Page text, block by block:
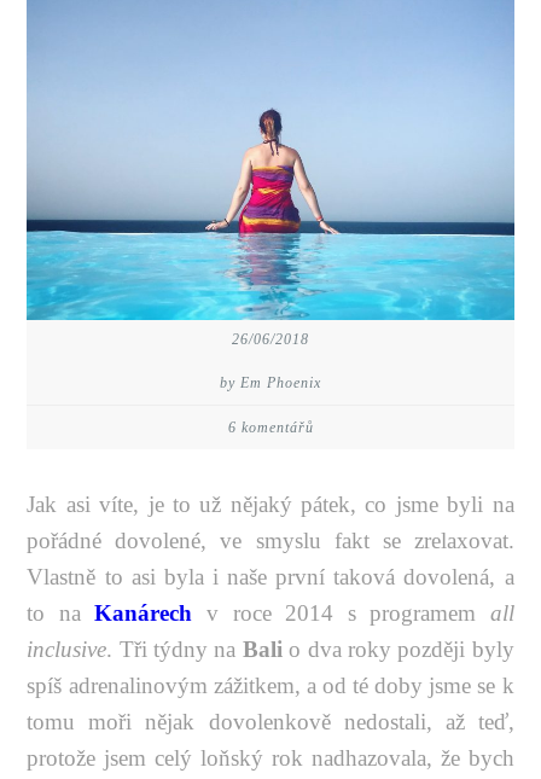
26/06/2018
by Em Phoenix
6 komentářů
Jak asi víte, je to už nějaký pátek, co jsme byli na
pořádné dovolené, ve smyslu fakt se zrelaxovat.
Vlastně to asi byla i naše první taková dovolená, a
to naKanárech v roce 2014 s programem all
inclusive. Tři týdny na Balio dva roky později byly
spíš adrenalinovým zážitkem, a od té doby jsme se k
tomu moři nějak dovolenkově nedostali, až teď,
protože jsem celý loňský rok nadhazovala, že bych